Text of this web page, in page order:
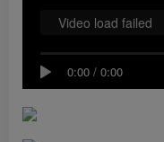
0:00 / 0:00
Video load failed